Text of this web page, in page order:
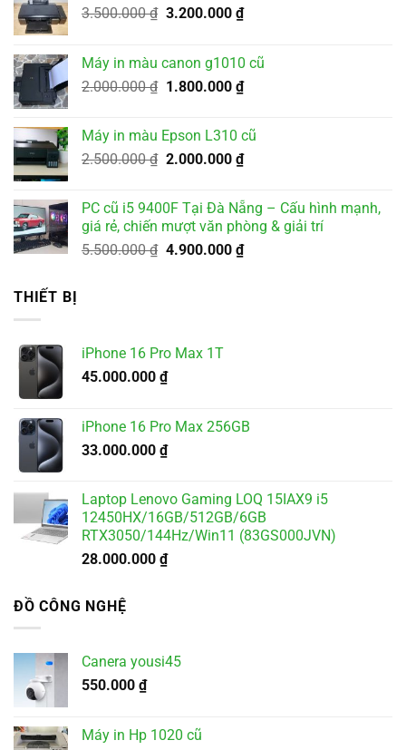
3.500.000₫ Giá
3.500.000 ₫.
3.200.000 ₫Giá
là:
3.200.000 ₫.
Máy in màu canon g1010 cũ
2.000.000₫ Giá
2.000.000 ₫.
1.800.000 ₫Giá
tại
là:
1.800.000 ₫.
Máy in màu Epson L310 cũ
2.500.000₫ Giá
2.500.000 ₫.
2.000.000 ₫Giá
tại
là:
2.000.000 ₫.
PC cũ i5 9400F Tại Đà Nẵng – Cấu hình mạnh,
giá rẻ, chiến mượt văn phòng & giải trí
5.500.000₫ Giá
4.900.000 ₫Giá
THIẾT BỊ
iPhone 16 Pro Max 1T
45.000.000 ₫
iPhone 16 Pro Max 256GB
33.000.000 ₫
Laptop Lenovo Gaming LOQ 15IAX9 i5
12450HX/16GB/512GB/6GB
RTX3050/144Hz/Win11 (83GS000JVN)
28.000.000 ₫
ĐỒ CÔNG NGHỆ
Canera yousi45
550.000 ₫
Máy in Hp 1020 cũ